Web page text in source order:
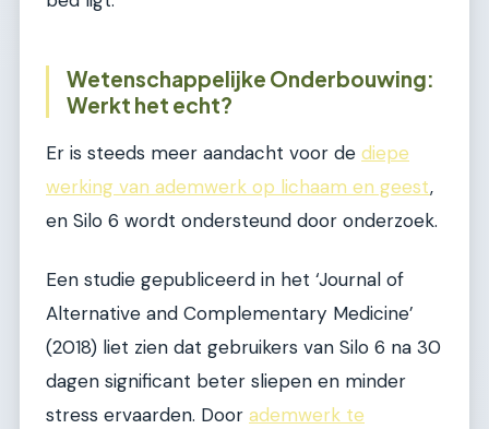
Wetenschappelijke Onderbouwing:
Werkt het echt?
Er is steeds meer aandacht voor de diepe
werking van ademwerk op lichaam en geest,
en Silo 6 wordt ondersteund door onderzoek.
Een studie gepubliceerd in het ‘Journal of
Alternative and Complementary Medicine’
(2018) liet zien dat gebruikers van Silo 6 na 30
dagen significant beter sliepen en minder
stress ervaarden. Door ademwerk te